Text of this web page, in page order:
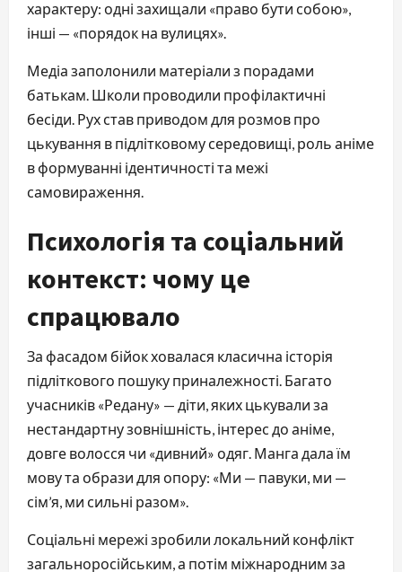
характеру: одні захищали «право бути собою»,
інші — «порядок на вулицях».
Медіа заполонили матеріали з порадами
батькам. Школи проводили профілактичні
бесіди. Рух став приводом для розмов про
цькування в підлітковому середовищі, роль аніме
в формуванні ідентичності та межі
самовираження.
Психологія та соціальний
контекст: чому це
спрацювало
За фасадом бійок ховалася класична історія
підліткового пошуку приналежності. Багато
учасників «Редану» — діти, яких цькували за
нестандартну зовнішність, інтерес до аніме,
довге волосся чи «дивний» одяг. Манга дала їм
мову та образи для опору: «Ми — павуки, ми —
сім’я, ми сильні разом».
Соціальні мережі зробили локальний конфлікт
загальноросійським, а потім міжнародним за